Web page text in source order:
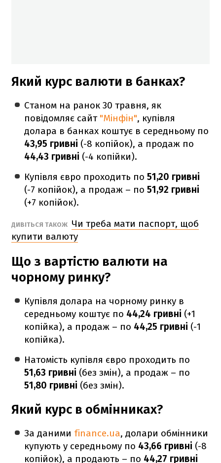
Який курс валюти в банках?
Станом на ранок 30 травня, як
повідомляє сайт"Мінфін", купівля
долара в банках коштує в середньому по
43,95 гривні (-8 копійок), а продаж по
44,43 гривні (-4 копійки).
Купівля євро проходить по51,20 гривні
(-7 копійок), а продаж – по51,92 гривні
(+7 копійок).
ДИВІТЬСЯ ТАКОЖ Чи треба мати паспорт, щоб
купити валюту
Що з вартістю валюти на
чорному ринку?
Купівля долара на чорному ринку в
середньому коштує по 44,24 гривні (+1
копійка), а продаж – по 44,25 гривні (-1
копійка).
Натомість купівля євро проходить по
51,63 гривні (без змін), а продаж – по
51,80 гривні (без змін).
Який курс в обмінниках?
За даними finance.ua, долари обмінники
купують у середньому по 43,66 гривні (-8
копійок), а продають – по 44,27 гривні